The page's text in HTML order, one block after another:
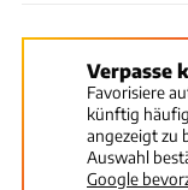
Verpasse
Favorisiere
künftig
angezeigt zu
Auswahl
Google